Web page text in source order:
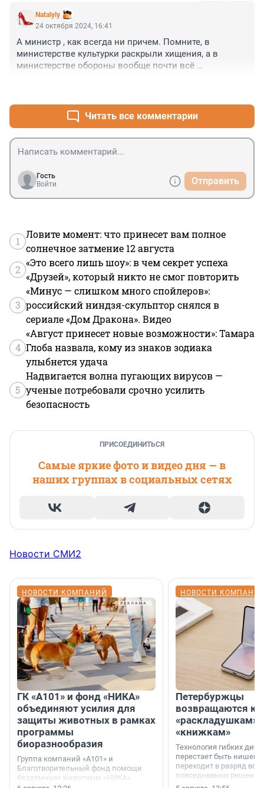
Natalyly
24 октября 2024, 16:41
А министр , как всегда ни причем. Помните, в
министерстве культурки раскрыли хищения, а в
министерстве обороны вообще почти всё
Читать все комментарии
Гость
Войти
Отправить
1
Ловите момент: что принесет вам полное
солнечное затмение 12 августа
2
«Это всего лишь шоу»: в чем секрет успеха
«Друзей», который никто не смог повторить
3
«Минус — слишком много спойлеров»:
российский ниндзя-скульптор снялся в
сериале «Дом Дракона». Видео
4
«Август принесет новые возможности»: Тамара
Глоба назвала, кому из знаков зодиака
улыбнется удача
5
Надвигается волна пугающих вирусов —
ученые потребовали срочно усилить
безопасность
ПРИСОЕДИНИТЬСЯ
Самые яркие фото и видео дня — в
наших группах в социальных сетях
Новости СМИ2
НОВОСТИ КОМПАНИЙ
ГК «А101» и фонд «НИКА»
объединяют усилия для
защиты животных в рамках
программы
биоразнообразия
Группа компаний «А101» и
Благотворительный фонд помощи
бездомным животным «НИКА»
НОВОСТИ
Петербуржцы
возвращаются к
«раскладушкам»
«книжкам»
Технология гибких
перестает быть
переходит в разряд
повседневных